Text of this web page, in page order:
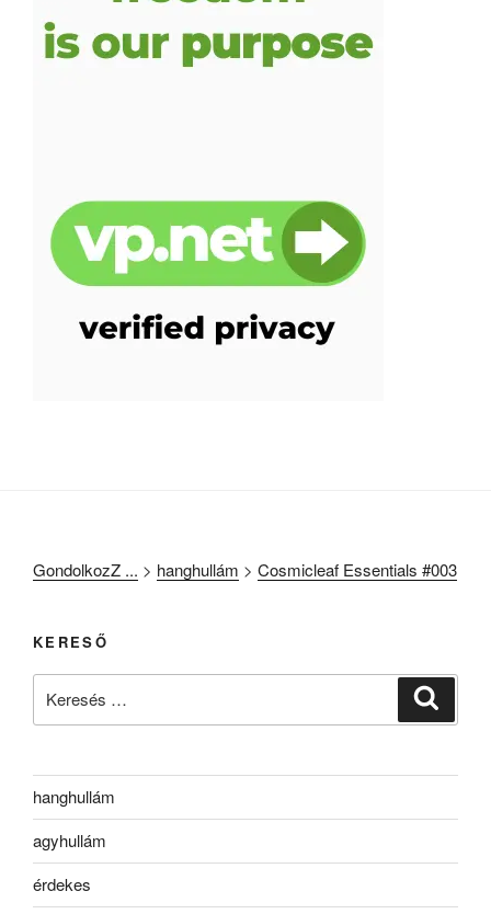
GondolkozZ ... > hanghullám > Cosmicleaf Essentials #003
KERESŐ
hanghullám
agyhullám
érdekes